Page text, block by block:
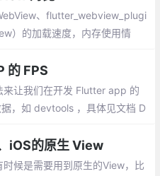
、flutter_webview_plugi
）的加载速度，内存使用情
的 FPS
来让我们在开发 Flutter app 的
，如 devtools ，具体见文档 D
iOS的原生 View
候是需要用到原生的View，比